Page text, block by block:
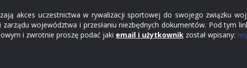
akces uczestnictwa w rywalizacji sportowej do swojego związku
województwa i przesłaniu niezbędnych dokumentów. Pod tym
i zwrotnie proszę podać jaki email i użytkownik został wpisany: